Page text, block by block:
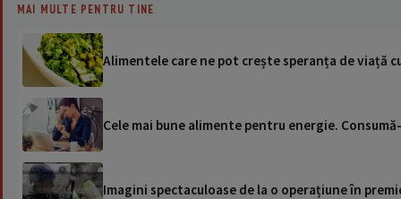
MAI MULTE PENTRU TINE
Alimentele care ne pot crește speranța de viață
Cele mai bune alimente pentru energie.
Imagini spectaculoase de la o operațiune în